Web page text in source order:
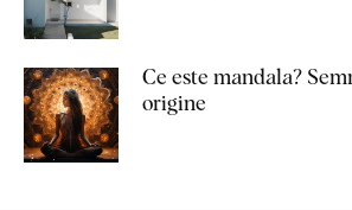
Ce este mandala?
origine